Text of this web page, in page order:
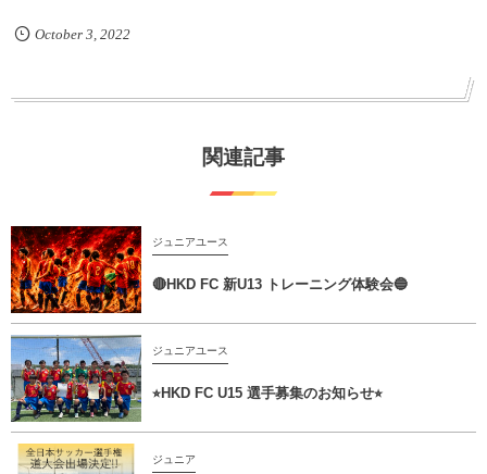
October 3, 2022
関連記事
ジュニアユース
🔴HKD FC 新U13 トレーニング体験会🔵
ジュニアユース
⭐︎HKD FC U15 選手募集のお知らせ⭐︎
ジュニア